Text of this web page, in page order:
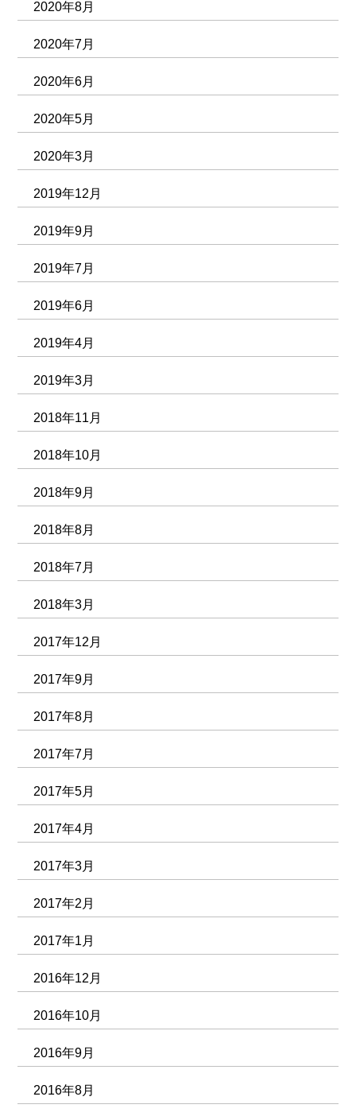
2020年8月
2020年7月
2020年6月
2020年5月
2020年3月
2019年12月
2019年9月
2019年7月
2019年6月
2019年4月
2019年3月
2018年11月
2018年10月
2018年9月
2018年8月
2018年7月
2018年3月
2017年12月
2017年9月
2017年8月
2017年7月
2017年5月
2017年4月
2017年3月
2017年2月
2017年1月
2016年12月
2016年10月
2016年9月
2016年8月